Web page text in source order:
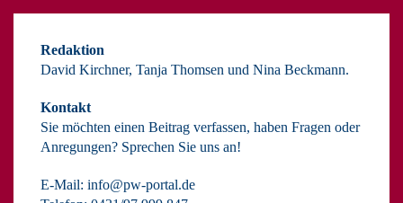
Redaktion
David Kirchner, Tanja Thomsen und Nina Beckmann.
Kontakt
Sie möchten einen Beitrag verfassen, haben Fragen oder
Anregungen? Sprechen Sie uns an!
E-Mail: info@pw-portal.de